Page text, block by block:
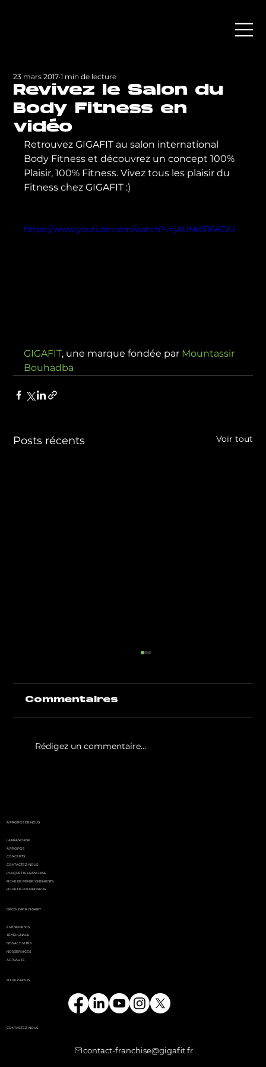
Revivez le Salon du
Body Fitness en
vidéo
23 mars 2017 1 min de lecture
Retrouvez GIGAFIT au salon international
Body Fitness et découvrez un concept 100%
Plaisir, 100% Fitness. Vivez tous les plaisir du
Fitness chez GIGAFIT :)
https://www.youtube.com/watch?v=jAUMe1R6KDU
GIGAFIT, une marque fondée par Mountassir
Bouhadba
Posts récents Voir tout
Commentaires
Rédigez un commentaire...
DÉCOUVRIR GIGAFIT
ÉVÉNEMENTS
TÉMOIGNAGE
NOS ACTIVITÉS
NOS SERVICES
ACTUALITÉ
CONTACTEZ-NOUS
contact-franchise@gigafit.fr
À PROPOS DE NOUS
LA FRANCHISE
À PROPOS
CONCEPTS
CONTACTEZ-NOUS
PLAQUETTE FRANCHISE
FICHE DE RENSEIGNEMENTS
FICHE DE FOURNISSEUR
SUIVEZ-NOUS